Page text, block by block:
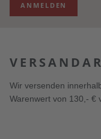
ANMELDEN
Wir versenden
Warenwert von 130,- €